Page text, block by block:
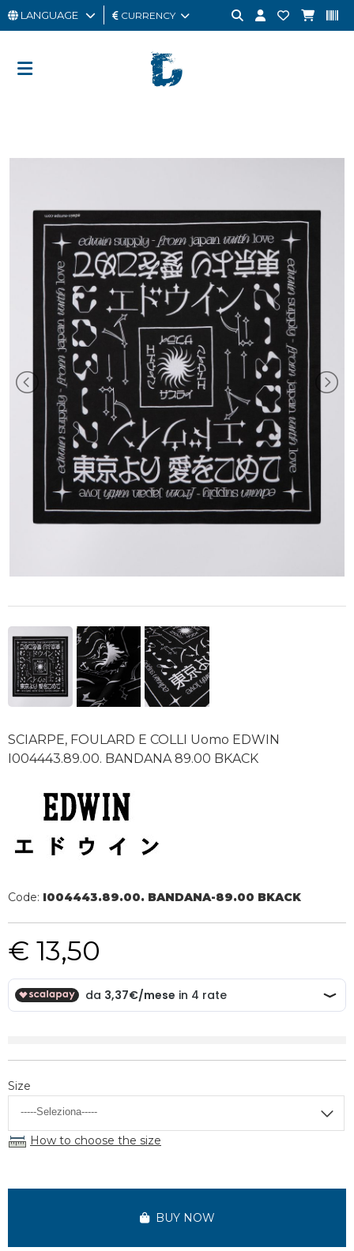
MAN
BRAND
LANGUAGE CURRENCY
SCIARPE, FOULARD E COLLI Uomo EDWIN
I004443.89.00. BANDANA 89.00 BKACK
Code: I004443.89.00. BANDANA-89.00 BKACK
€ 13,50
Size
How to choose the size
BUY NOW